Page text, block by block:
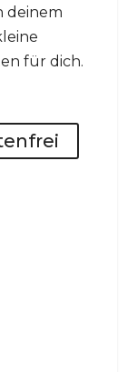
deinem
für dich.